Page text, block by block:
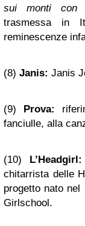
sui monti con
trasmessa in
reminescenze
(8) Janis: Janis
(9) Prova:
fanciulle, alla
(10) L’Headgirl:
chitarrista delle
progetto nato
Girlschool.